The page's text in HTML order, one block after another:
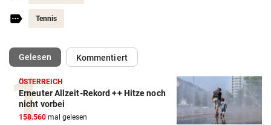
Tennis
Gelesen(ausgewählt)Kommentiert
ÖSTERREICH
Erneuter Allzeit-Rekord ++ Hitze noch
nicht vorbei
158.560 mal gelesen
Action-Cam Vergleich
ZUM VERGLEICH